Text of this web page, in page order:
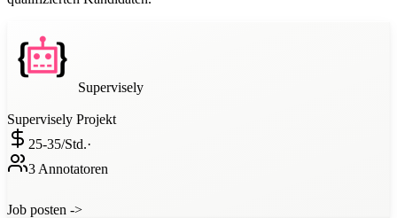
Supervisely
Supervisely Projekt
25-35/Std.·
3 Annotatoren
Job posten ->